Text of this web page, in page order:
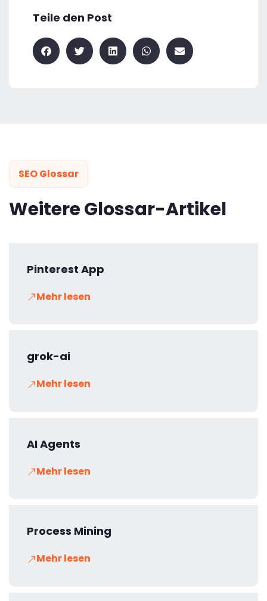
Teile den Post
SEO Glossar
Weitere Glossar-Artikel
Pinterest App
Mehr lesen
grok-ai
Mehr lesen
AI Agents
Mehr lesen
Process Mining
Mehr lesen